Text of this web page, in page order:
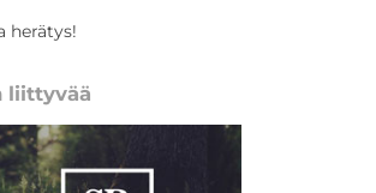
herätys!
liittyvää